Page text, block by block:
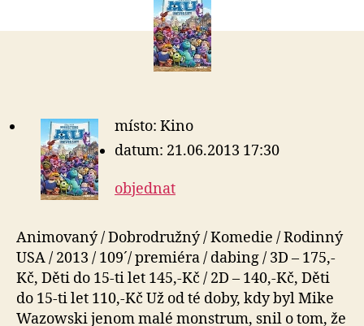
místo: Kino
datum: 21.06.2013 17:30
objednat
Animovaný / Dobrodružný / Komedie / Rodinný
USA / 2013 / 109´/ premiéra / dabing / 3D – 175,-
Kč, Děti do 15-ti let 145,-Kč / 2D – 140,-Kč, Děti
do 15-ti let 110,-Kč Už od té doby, kdy byl Mike
Wazowski jenom malé monstrum, snil o tom, že